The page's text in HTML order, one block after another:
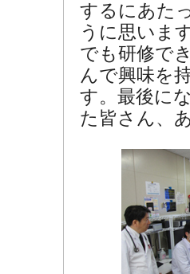
するにあた
うに思いま
でも研修で
んで興味を
す。最後に
た皆さん、